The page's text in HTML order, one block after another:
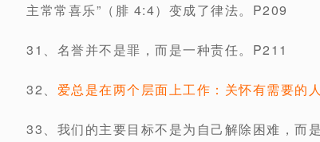
主常常喜乐”（腓 4:4）变成了律法。P209
31、名誉并不是罪，而是一种责任。P211
32、 爱总是在两个层面上工作：关怀有需要的
33、我们的主要目标不是为自己解除困难，而